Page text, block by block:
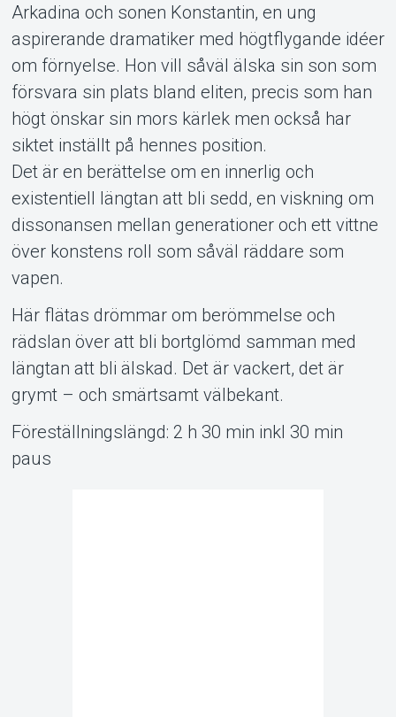
Om Tickster
Arkadina och sonen Konstantin, en ung
aspirerande dramatiker med högtflygande idéer
om förnyelse. Hon vill såväl älska sin son som
försvara sin plats bland eliten, precis som han
högt önskar sin mors kärlek men också har
siktet inställt på hennes position.
Det är en berättelse om en innerlig och
existentiell längtan att bli sedd, en viskning om
dissonansen mellan generationer och ett vittne
över konstens roll som såväl räddare som
vapen.
Här flätas drömmar om berömmelse och
rädslan över att bli bortglömd samman med
längtan att bli älskad. Det är vackert, det är
grymt – och smärtsamt välbekant.
Föreställningslängd: 2 h 30 min inkl 30 min
paus